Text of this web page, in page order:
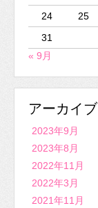
24
25
31
« 9月
アーカイブ
2023年9月
2023年8月
2022年11月
2022年3月
2021年11月